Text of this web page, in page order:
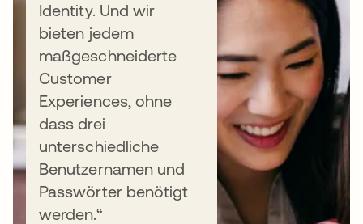
Identity. Und wir
bieten jedem
maßgeschneiderte
Customer
Experiences, ohne
dass drei
unterschiedliche
Benutzernamen und
Passwörter benötigt
werden.“
WHITEPAPER
Warum Ihre Konversionsrate nicht
stimmt
Lesen Sie unsere weltweite
Untersuchung zur Rolle von Customer